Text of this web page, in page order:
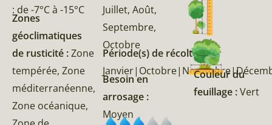
: de -7°C à -15°C
Zones
géoclimatiques
de rusticité :Zone
tempérée, Zone
méditerranéenne,
Zone océanique,
Juillet, Août,
Septembre,
Octobre
Période(s) de récolte :
Besoin en
arrosage :
Moyen
Couleur du
feuillage :Vert